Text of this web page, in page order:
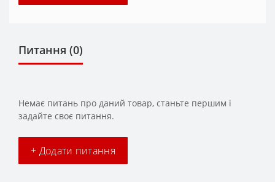
Питання (0)
Немає питань про даний товар, станьте першим і
задайте своє питання.
+ Додати питання